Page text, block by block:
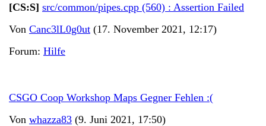
[CS:S] src/common/pipes.cpp (560) : Assertion Failed
Von Canc3lL0g0ut (17. November 2021, 12:17)
Forum: Hilfe
CSGO Coop Workshop Maps Gegner Fehlen :(
Von whazza83 (9. Juni 2021, 17:50)